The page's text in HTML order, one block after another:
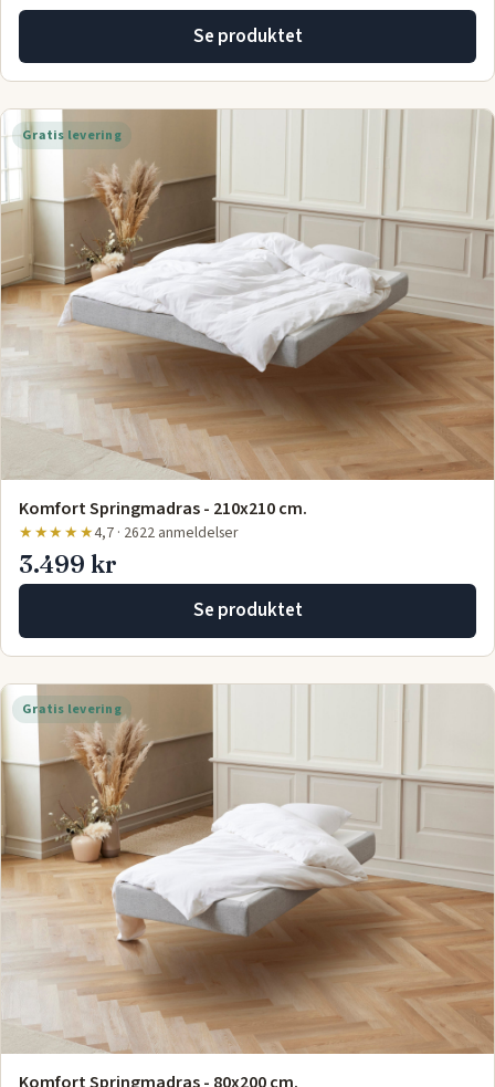
Se produktet
Gratis levering
Komfort Springmadras - 210x210 cm.
★★★★★4,7 · 2622 anmeldelser
3.499 kr
Se produktet
Gratis levering